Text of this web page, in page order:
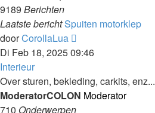
9189 Berichten
Laatste berichtSpuiten motorklep
doorCorollaLua
bericht
Di Feb 18, 2025 09:46
Interieur
Over sturen, bekleding, carkits, enz...
ModeratorCOLON Moderator
710 Onderwerpen